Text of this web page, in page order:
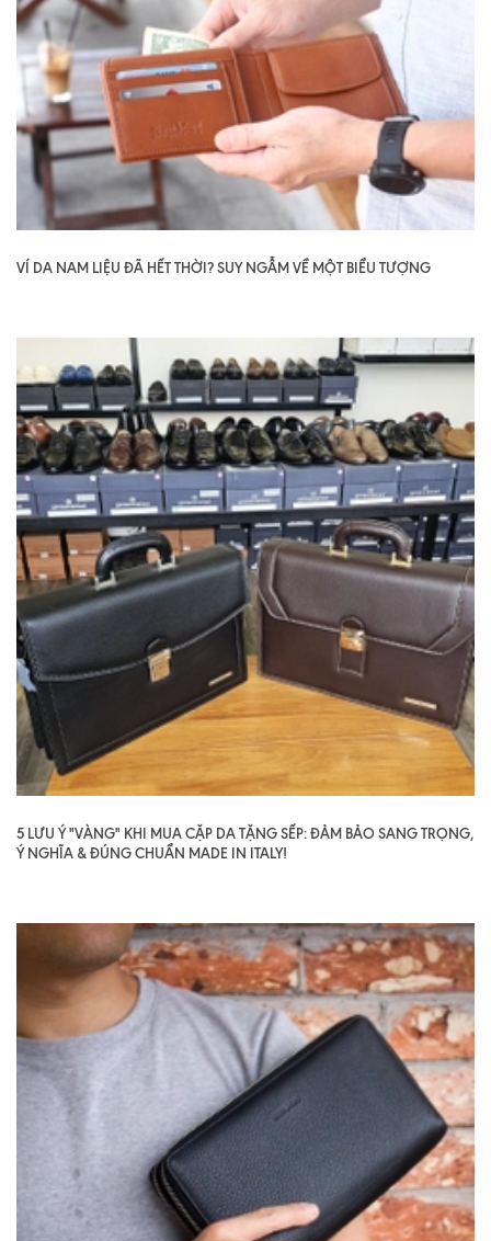
VÍ DA NAM LIỆU ĐÃ HẾT THỜI? SUY NGẪM VỀ MỘT BIỂU TƯỢNG
5 LƯU Ý "VÀNG" KHI MUA CẶP DA TẶNG SẾP: ĐẢM BẢO SANG TRỌNG,
Ý NGHĨA & ĐÚNG CHUẨN MADE IN ITALY!